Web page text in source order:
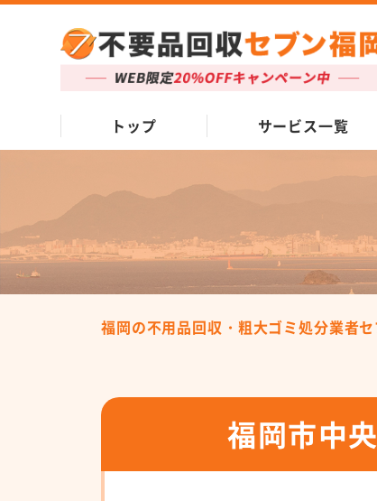
トップ サービス一覧
福岡の不用品回収・粗大ゴミ処分業者
福岡市中